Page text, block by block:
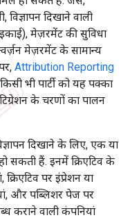
विज्ञापन दिखाने वाली
इकाई), मेज़रमेंट की सुविधा
मेज़रमेंट के सामान्य
Attribution Reporting
किसी भी पार्टी को यह पक्का
के चरणों का पालन
दिखाने के लिए, एक या
सकती हैं. इनमें क्रिएटिव के
पर इंप्रेशन या
और पब्लिशर पेज पर
कराने वाली कंपनियां